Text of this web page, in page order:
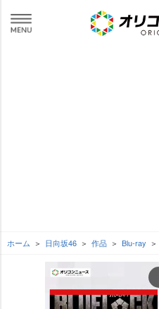
ホーム 日向坂46 作品 Blu-ray